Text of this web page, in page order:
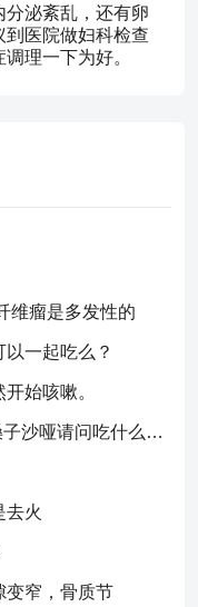
泌紊乱，还有卵
医院做妇科检查
理一下为好。
维瘤是多发性的
一起吃么？
始咳嗽。
你好，鼻炎犯了，鼻子不通，嗓子沙哑请问吃什么药比较好？
去火
变窄，骨质节